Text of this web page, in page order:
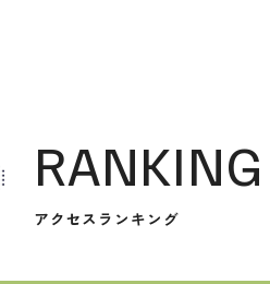
RANKING
アクセスランキング